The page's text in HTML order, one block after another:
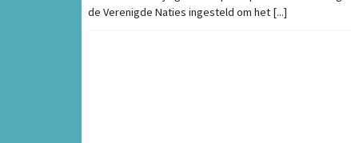
de Verenigde Naties ingesteld om het [...]